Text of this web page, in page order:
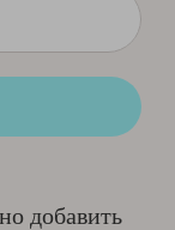
добавить